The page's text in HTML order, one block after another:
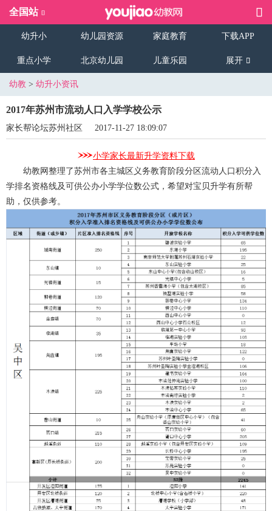
全国站
幼升小 幼儿园资源 家庭教育 下载APP
重点小学 北京幼儿园 儿童乐园 展开
幼教 > 幼升小资讯
2017年苏州市流动人口入学学校公示
家长帮论坛苏州社区 2017-11-27 18:09:07
小学家长最新升学资料下载
幼教网整理了苏州市各主城区义务教育阶段分区流动人口积分入
学排名资格线及可供公办小学学位数公式，希望对宝贝升学有所帮
助，仅供参考。